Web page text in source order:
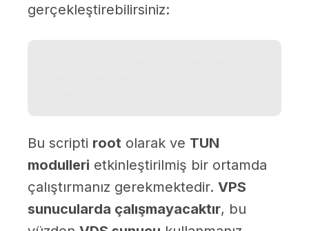
gerçekleştirebilirsiniz:
Bu scripti root olarak ve TUN
modulleri etkinleştirilmiş bir ortamda
çalıştırmanız gerekmektedir. VPS
sunucularda çalışmayacaktır, bu